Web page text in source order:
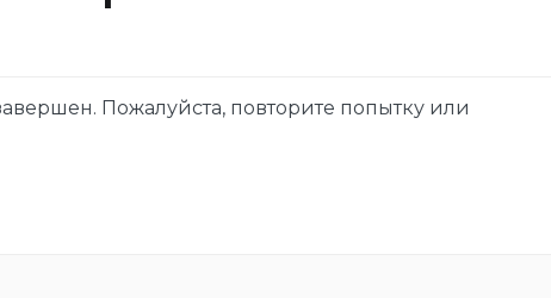
Пожалуйста, повторите попытку или